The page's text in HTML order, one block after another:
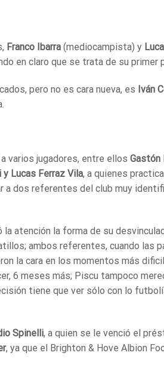
Franco Ibarra (mediocampista) y
en claro que se trata de su
pero no es cara nueva, es Iván
varios jugadores, entre ellos Gastón
Lucas Ferraz Vila, a quienes
a dos referentes del club muy
atención la forma de su
ambos referentes, cuando las
la cara en los momentos más
6 meses más; Piscu tampoco
tiene que ver sólo con lo
Spinelli, a quien se le venció el
, ya que el Brighton & Hove Albion